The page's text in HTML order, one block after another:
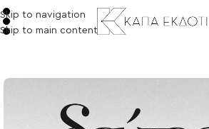
Skip to navigation
Skip to main content